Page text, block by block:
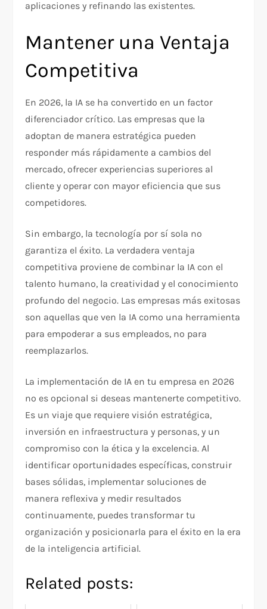
aplicaciones y refinando las existentes.
Mantener una Ventaja
Competitiva
En 2026, la IA se ha convertido en un factor
diferenciador crítico. Las empresas que la
adoptan de manera estratégica pueden
responder más rápidamente a cambios del
mercado, ofrecer experiencias superiores al
cliente y operar con mayor eficiencia que sus
competidores.
Sin embargo, la tecnología por sí sola no
garantiza el éxito. La verdadera ventaja
competitiva proviene de combinar la IA con el
talento humano, la creatividad y el conocimiento
profundo del negocio. Las empresas más exitosas
son aquellas que ven la IA como una herramienta
para empoderar a sus empleados, no para
reemplazarlos.
La implementación de IA en tu empresa en 2026
no es opcional si deseas mantenerte competitivo.
Es un viaje que requiere visión estratégica,
inversión en infraestructura y personas, y un
compromiso con la ética y la excelencia. Al
identificar oportunidades específicas, construir
bases sólidas, implementar soluciones de
manera reflexiva y medir resultados
continuamente, puedes transformar tu
organización y posicionarla para el éxito en la era
de la inteligencia artificial.
Related posts: